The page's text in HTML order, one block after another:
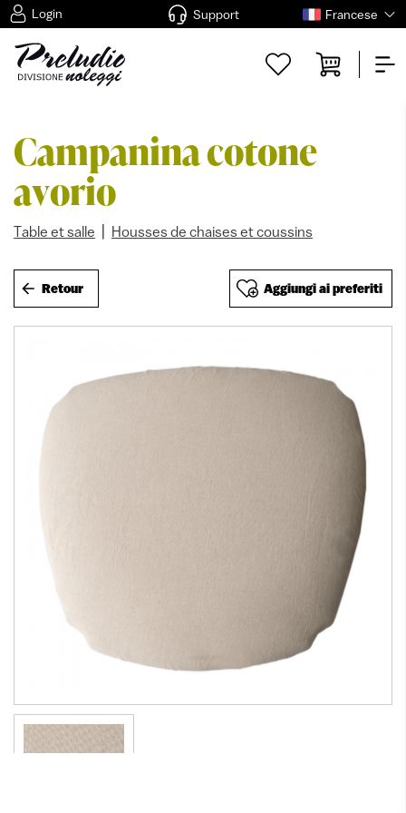
Login Support Francese
Campanina cotone
avorio
Table et salle Housses de chaises et coussins
Retour Aggiungi ai preferiti